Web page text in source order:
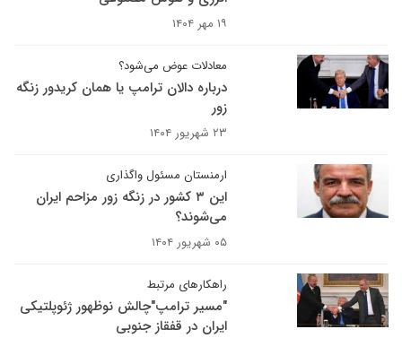
۱۹ مهر ۱۴۰۴
معادلات عوض می‌شود؟
درباره دالان ترامپ یا همان کریدور زنگه
زور
۲۳ شهریور ۱۴۰۴
ارمنستان مسئول واگذاری
این ۳ کشور در زنگه زور مزاحم ایران
می‌شوند؟
۰۵ شهریور ۱۴۰۴
راهکارهای مرتبط
"مسیر ترامپ"چالش نوظهور ژئوپلتیکی
ایران در قفقاز جنوبی